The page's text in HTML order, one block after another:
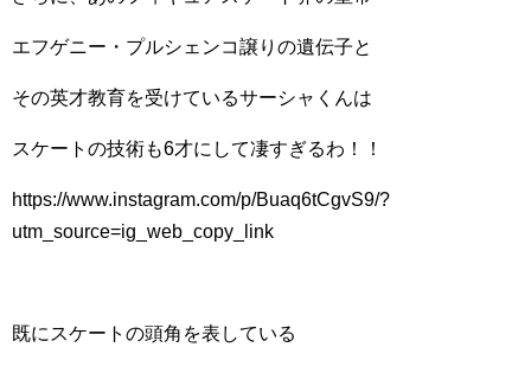
エフゲニー・プルシェンコ譲りの遺伝子と
その英才教育を受けているサーシャくんは
スケートの技術も6才にして凄すぎるわ！！
https://www.instagram.com/p/Buaq6tCgvS9/?
utm_source=ig_web_copy_link
既にスケートの頭角を表している